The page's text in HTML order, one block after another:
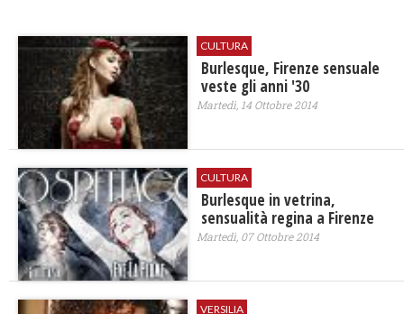
CULTURA
Burlesque, Firenze sensuale
veste gli anni '30
Martedì, 14 Ottobre 2014
CULTURA
Burlesque in vetrina,
sensualità regina a Firenze
Martedì, 07 Ottobre 2014
VERSILIA